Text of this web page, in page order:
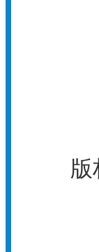
版